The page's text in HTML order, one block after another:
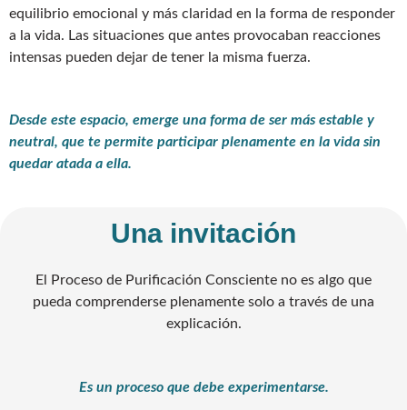
equilibrio emocional y más claridad en la forma de responder
a la vida. Las situaciones que antes provocaban reacciones
intensas pueden dejar de tener la misma fuerza.
Desde este espacio, emerge una forma de ser más estable y
neutral, que te permite participar plenamente en la vida sin
quedar atada a ella.
Una invitación
El Proceso de Purificación Consciente no es algo que
pueda comprenderse plenamente solo a través de una
explicación.
Es un proceso que debe experimentarse.